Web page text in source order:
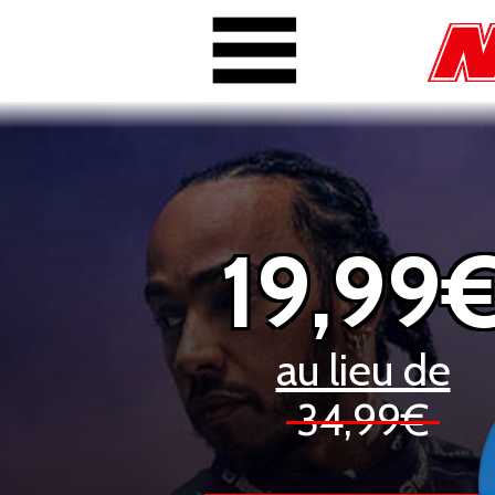
au lieu de
34,99€